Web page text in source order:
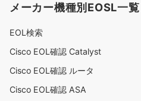
メーカー機種別EOSL一覧
EOL検索
Cisco EOL確認 Catalyst
Cisco EOL確認 ルータ
Cisco EOL確認 ASA